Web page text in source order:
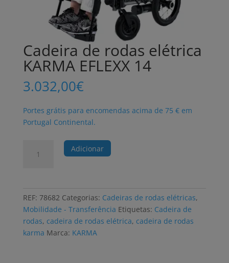
Cadeira de rodas elétrica
KARMA EFLEXX 14
3.032,00€
Portes grátis para encomendas acima de 75 € em
Portugal Continental.
elétrica
KARMA
EFLEXX
Adicionar
REF: 78682 Categorias: Cadeiras de rodas elétricas,
Mobilidade - Transferência Etiquetas: Cadeira de
rodas, cadeira de rodas elétrica, cadeira de rodas
karma Marca: KARMA